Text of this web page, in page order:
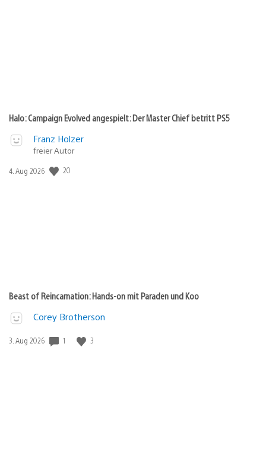
Halo: Campaign Evolved angespielt: Der Master Chief betritt PS5
Franz Holzer
freier Autor
Veröffentlichungsdatum:
4. Aug 2026 20
Beast of Reincarnation: Hands-on mit Paraden und Koo
Corey Brotherson
Veröffentlichungsdatum:
3. Aug 2026 1 3